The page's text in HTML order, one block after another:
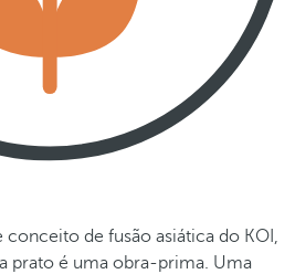
de fusão asiática do KOI,
prato é uma obra-prima. Uma